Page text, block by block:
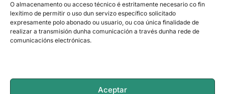
O almacenamento ou acceso técnico é estritamente necesario co fin
lexítimo de permitir o uso dun servizo específico solicitado
expresamente polo abonado ou usuario, ou coa única finalidade de
realizar a transmisión dunha comunicación a través dunha rede de
comunicacións electrónicas.
Aceptar
xunta de goberno local
Imaxe corporativa
CARBALLO AO DÍA